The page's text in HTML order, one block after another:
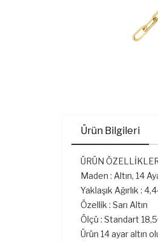
Ürün Bilgileri
ÜRÜN
Maden : Altın, 14
Yaklaşık Ağırlık :
Özellik : Sarı Altın
Ölçü : Standart
Ürün 14 ayar altın